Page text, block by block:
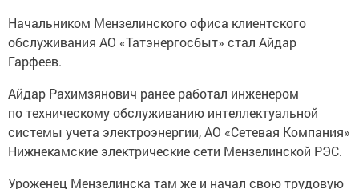
Начальником Мензелинского офиса клиентского
обслуживания АО «Татэнергосбыт» стал Айдар
Гарфеев.
Айдар Рахимзянович ранее работал инженером
по техническому обслуживанию интеллектуальной
системы учета электроэнергии, АО «Сетевая Компания»
Нижнекамские электрические сети Мензелинской РЭС.
Уроженец Мензелинска там же и начал свою трудовую